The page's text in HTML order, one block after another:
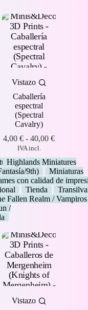
€
€
de
-
/
Vistazo
Caballería
espectral
(Spectral
Cavalry)
4,00€ - 40,00€Rango
precios:
desde
4,00 €
hasta
40,00 €
IVA incl.
Highlands Miniatures
9th)
Miniaturas
con calidad de
Tienda
Fallen Realm / Vampiros
Vistazo